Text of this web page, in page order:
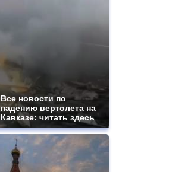
Все новости по
падению вертолета на
Кавказе: читать здесь